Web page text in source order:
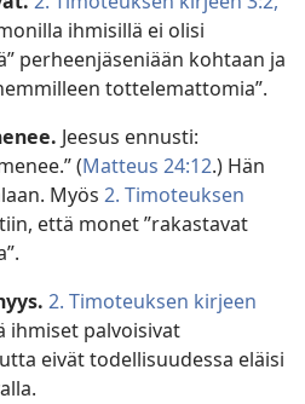
ihmisillä ei olisi
perheenjäseniään kohtaan ja
tottelemattomia”.
Jeesus ennusti:
(Matteus 24:12.) Hän
Myös 2. Timoteuksen
että monet ”rakastavat
2. Timoteuksen kirjeen
ihmiset palvoisivat
eivät todellisuudessa eläisi